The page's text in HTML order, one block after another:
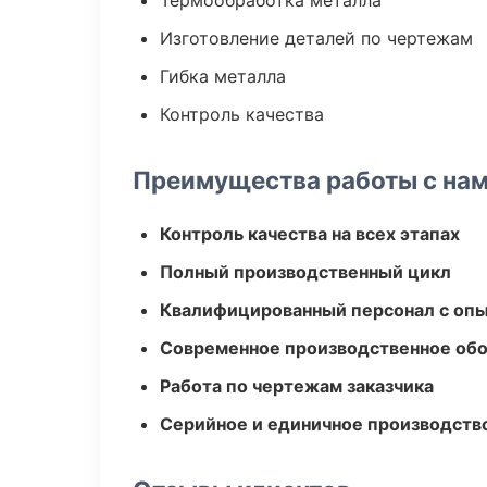
Изготовление деталей по чертежам
Гибка металла
Контроль качества
Преимущества работы с
Контроль качества на всех этапах
Полный производственный цикл
Квалифицированный персонал с
Современное производственное
Работа по чертежам заказчика
Серийное и единичное